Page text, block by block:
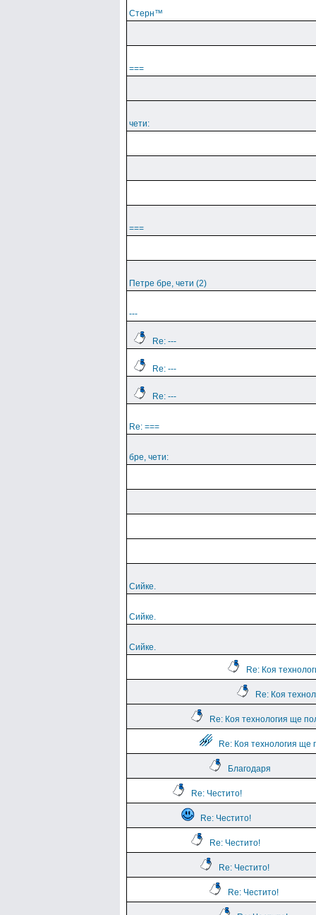
Cтepн™
===
чети:
===
Петре бре, чети (2)
---
Re: ---
Re: ---
Re: ---
Re: ===
бре, чети:
Сийке.
Сийке.
Сийке.
Re: Коя
Re: Коя
Re: Коя технология ще
Re: Коя технология ще
Благодаря
Re: Честито!
Re: Честито!
Re: Честито!
Re: Честито!
Re: Честито!